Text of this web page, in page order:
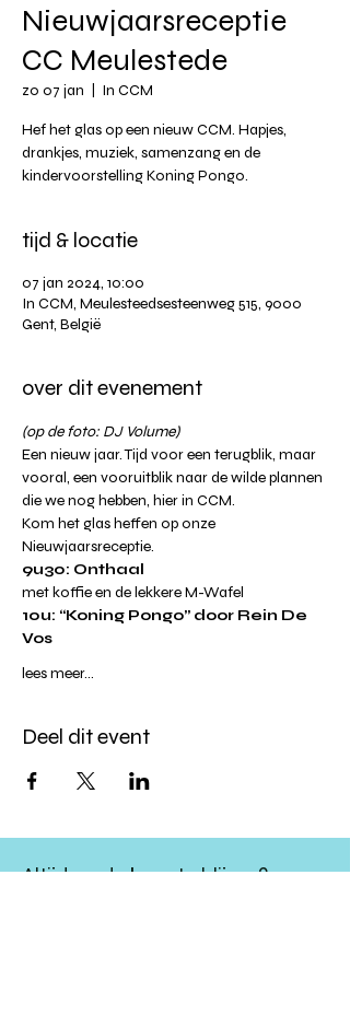
Nieuwjaarsreceptie
CC Meulestede
zo 07 jan In CCM
Hef het glas op een nieuw CCM. Hapjes,
drankjes, muziek, samenzang en de
kindervoorstelling Koning Pongo.
tijd & locatie
07 jan 2024, 10:00
In CCM, Meulesteedsesteenweg 515, 9000
Gent, België
over dit evenement
(op de foto: DJ Volume)
Een nieuw jaar. Tijd voor een terugblik, maar
vooral, een vooruitblik naar de wilde plannen
die we nog hebben, hier in CCM.
Kom het glas heffen op onze
Nieuwjaarsreceptie.
9u30: Onthaal
met koffie en de lekkere M-Wafel
10u: “Koning Pongo” door Rein De
Vos
lees meer...
Deel dit event
Altijd op de hoogte blijven?